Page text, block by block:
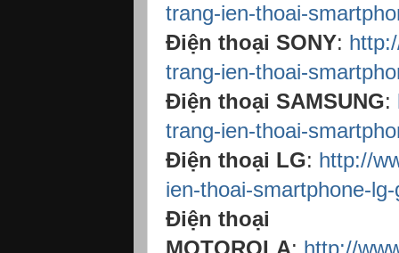
trang-ien-thoai-
Điện thoại SONY:
trang-ien-thoai-
Điện thoại SAMSUNG:
trang-ien-thoai-
Điện thoại LG: http://
ien-thoai-smartphone-
Điện thoại
MOTOROLA: http://